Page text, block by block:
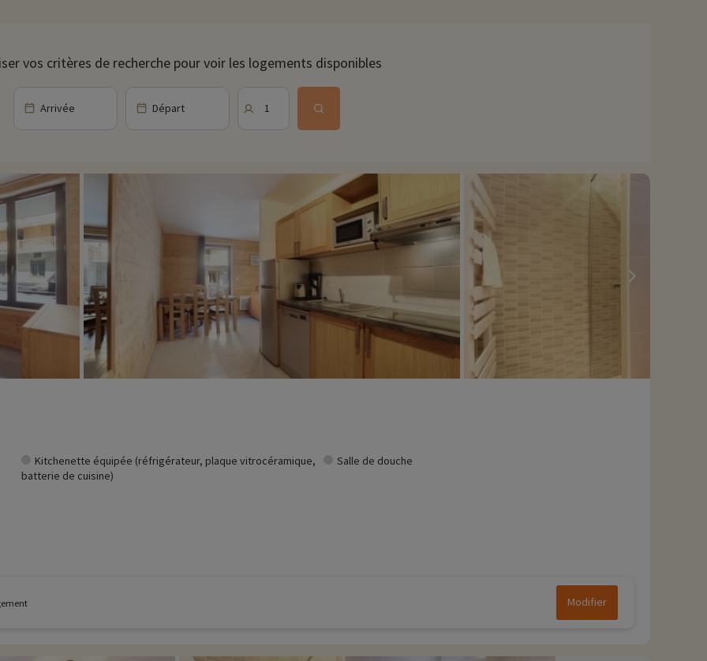
vos critères de recherche pour voir les logements disponibles
Arrivée Départ 1
Kitchenette équipée (réfrigérateur, plaque vitrocéramique,
batterie de cuisine)
Salle de douche
Modifier